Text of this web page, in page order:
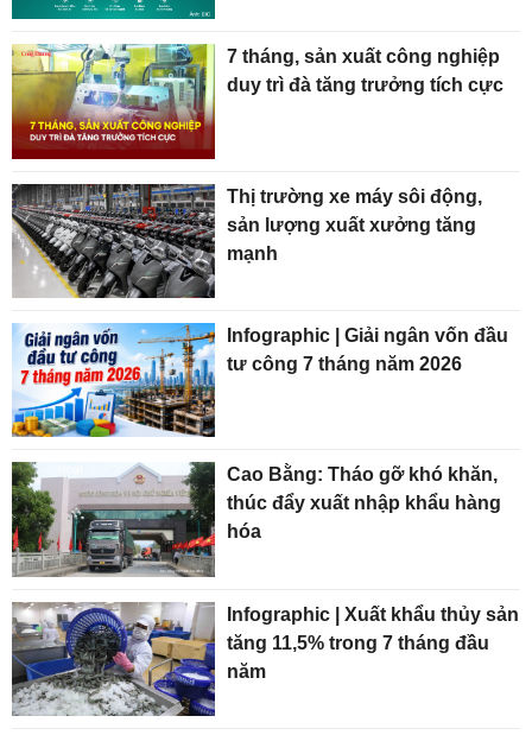
7 tháng, sản xuất công nghiệp
duy trì đà tăng trưởng tích cực
Thị trường xe máy sôi động,
sản lượng xuất xưởng tăng
mạnh
Infographic | Giải ngân vốn đầu
tư công 7 tháng năm 2026
Cao Bằng: Tháo gỡ khó khăn,
thúc đẩy xuất nhập khẩu hàng
hóa
Infographic | Xuất khẩu thủy sản
tăng 11,5% trong 7 tháng đầu
năm